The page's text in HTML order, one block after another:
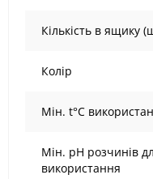
Кількість в ящику
Колір
Мін. t°С
Мін. рН розчинів
використання